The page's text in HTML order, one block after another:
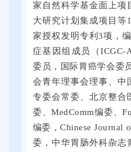
家自然科学基金面上项
大研究计划集成项目等
家授权发明专利3项，
症基因组成员（ICGC-
委员，国际胃癌学会委
会青年理事会理事、中
专委会常委、北京整合
委、MedComm编委、
编委，Chinese Journal
委，中华胃肠外科杂志